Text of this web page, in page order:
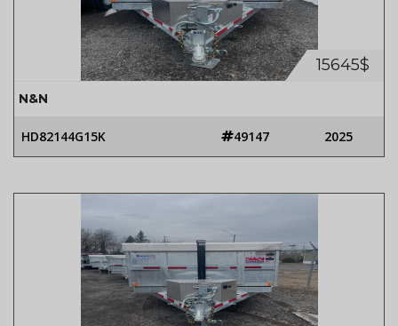
15645$
N&N
HD82144G15K 49147 2025